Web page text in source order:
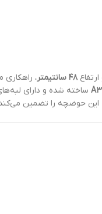
ارتفاع۴۸ سانتیمتر
،
A3 ساخته شده و دارای
این حوضچه را تضمین